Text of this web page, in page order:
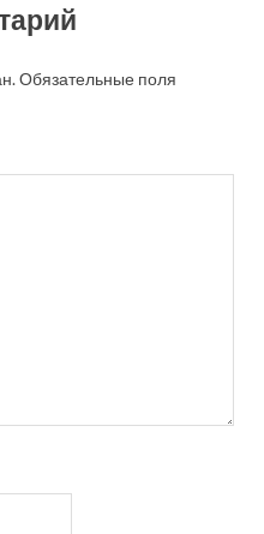
Обязательные поля